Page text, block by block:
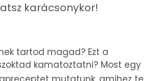
karácsonykor!
tartod magad? Ezt a
kamatoztatni? Most egy